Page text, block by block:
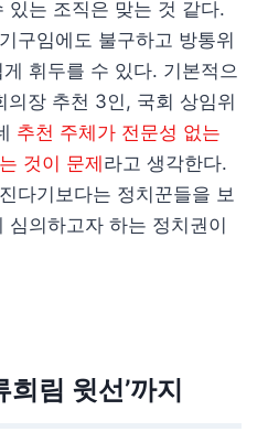
있는 조직은 맞는 것 같다.
구임에도 불구하고 방통위
휘두를 수 있다. 기본적으
의장 추천 3인, 국회 상임위
추천 주체가 전문성 없는
것이 문제라고 생각한다.
다기보다는 정치꾼들을 보
심의하고자 하는 정치권이
희림 윗선’까지